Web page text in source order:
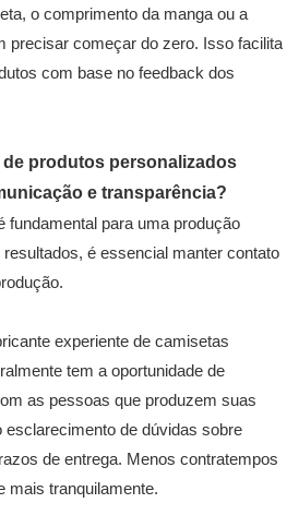
o comprimento da manga ou a
precisar começar do zero. Isso facilita
com base no feedback dos
produtos personalizados
e transparência?
fundamental para uma produção
é essencial manter contato
experiente de camisetas
tem a oportunidade de
as pessoas que produzem suas
de dúvidas sobre
de entrega. Menos contratempos
mais tranquilamente.